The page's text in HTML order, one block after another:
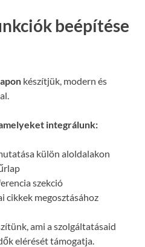
beépítése
készítjük, modern és
integrálunk:
külön aloldalakon
szekció
cikkek megosztásához
ami a szolgáltatásaid
elérését támogatja.